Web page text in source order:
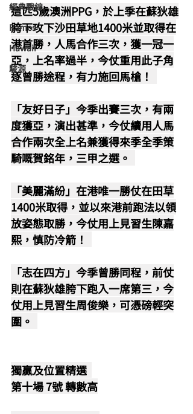
經典戰線
Ramos
Hawaii
駿源
這匹5歲澳洲PPG，於上季在蘇狄雄
胯下攻下沙田草地1400米並取得在
港首勝，人馬合作三次，獲一冠一
亞，上名率過半，今仗重用此子角
逐曾勝途程，有力施回馬槍！
「友好日子」今季出賽三次，有兩
度獲亞，演出甚準，今仗續用人馬
合作兩次全上名兼獲得來季全季策
騎嘅賀銘年，三甲之選。
「美麗滿紛」在港唯一勝仗在田草
1400米取得，並以來港前跑法以領
放姿態取勝，今仗用上見習生陳嘉
熙，慎防冷箭！
「志在四方」今季曾勝同程，前仗
則在蘇狄雄胯下跑入一席第三，今
仗用上見習生周俊樂，可憑磅輕突
圍。
獨贏及位置精選
第十場 7號 轉數高